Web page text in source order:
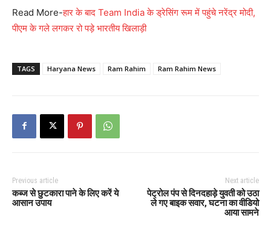
Read More-हार के बाद Team India के ड्रेसिंग रूम में पहुंचे नरेंद्र मोदी,
पीएम के गले लगकर रो पड़े भारतीय खिलाड़ी
TAGS Haryana News Ram Rahim Ram Rahim News
Previous article
कब्ज से छुटकारा पाने के लिए करें ये
आसान उपाय
Next article
पेट्रोल पंप से दिनदहाड़े युवती को उठा
ले गए बाइक सवार, घटना का वीडियो
आया सामने